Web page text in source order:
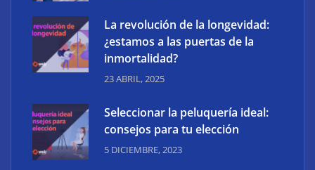
La revolución de la longevidad:
¿estamos a las puertas de la
inmortalidad?
23 ABRIL, 2025
Seleccionar la peluquería ideal:
consejos para tu elección
5 DICIEMBRE, 2023